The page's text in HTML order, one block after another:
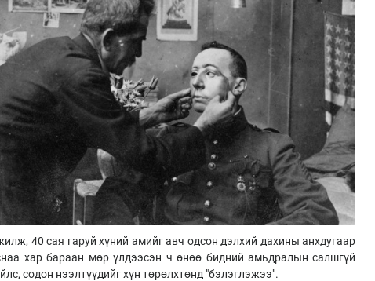
40 сая гаруй хүний амийг авч одсон дэлхий дахины анхдугаар
хар бараан мөр үлдээсэн ч өнөө бидний амьдралын салшгүй
содон нээлтүүдийг хүн төрөлхтөнд "бэлэглэжээ".